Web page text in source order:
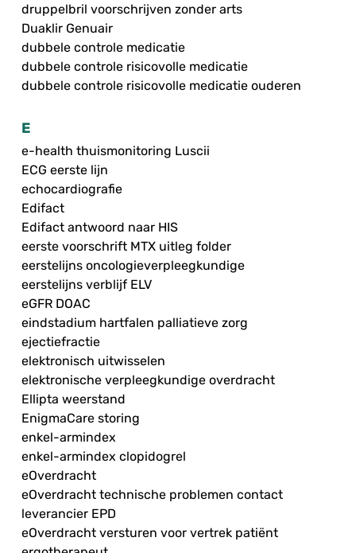
druppelbril voorschrijven zonder arts
Duaklir Genuair
dubbele controle medicatie
dubbele controle risicovolle medicatie
dubbele controle risicovolle medicatie ouderen
E
e-health thuismonitoring Luscii
ECG eerste lijn
echocardiografie
Edifact
Edifact antwoord naar HIS
eerste voorschrift MTX uitleg folder
eerstelijns oncologieverpleegkundige
eerstelijns verblijf ELV
eGFR DOAC
eindstadium hartfalen palliatieve zorg
ejectiefractie
elektronisch uitwisselen
elektronische verpleegkundige overdracht
Ellipta weerstand
EnigmaCare storing
enkel-armindex
enkel-armindex clopidogrel
eOverdracht
eOverdracht technische problemen contact
leverancier EPD
eOverdracht versturen voor vertrek patiënt